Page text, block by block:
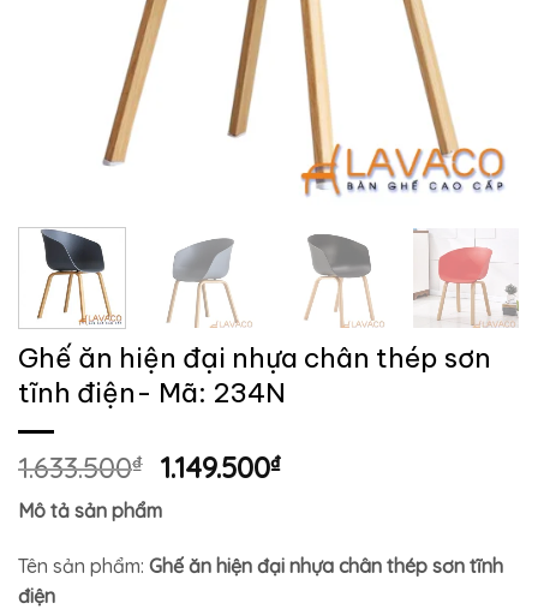
Ghế ăn hiện đại nhựa chân thép sơn
tĩnh điện- Mã: 234N
1.633.500₫
Giá
là:
1.633.500₫.
1.149.500₫Giá
là:
1.149.500₫.
Mô tả sản phẩm
Tên sản phẩm: Ghế ăn hiện đại nhựa chân thép sơn tĩnh
điện